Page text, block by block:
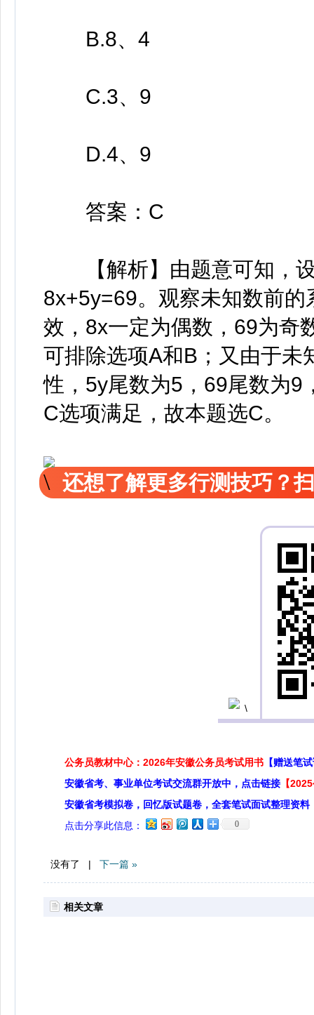
B.8、4
C.3、9
D.4、9
答案：C
【解析】由题意可知，设
8x+5y=69。观察未知数前
效，8x一定为偶数，69为奇
可排除选项A和B；又由于未
性，5y尾数为5，69尾数为9
C选项满足，故本题选C。
还想了解更多行测技巧？
公务员教材中心：2026年安徽公务员考试用书 【赠送笔
安徽省考、事业单位考试交流群开放中，点击链接 【
安徽省考模拟卷，回忆版试题卷，全套笔试面试整理资料
点击分享此信息：
0
没有了 | 下一篇 »
相关文章